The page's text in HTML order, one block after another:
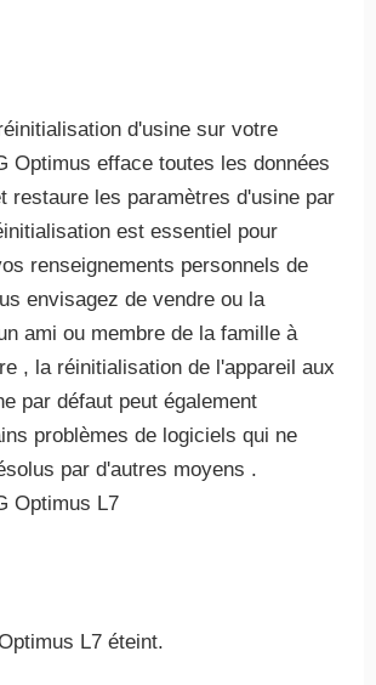
d'usine sur votre
Optimus efface toutes les données
restaure les paramètres d'usine par
est essentiel pour
renseignements personnels de
envisagez de vendre ou la
ami ou membre de la famille à
, la réinitialisation de l'appareil aux
par défaut peut également
problèmes de logiciels qui ne
par d'autres moyens .
Optimus L7
L7 éteint.